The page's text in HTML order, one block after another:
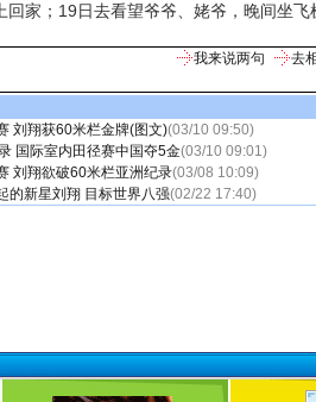
家；19日去看望爷爷、姥爷，晚间坐飞
我来说两句 去
刘翔获60米栏金牌(图文)(03/10 09:50)
国际室内田径赛中国夺5金(03/10 09:01)
刘翔欲破60米栏亚洲纪录(03/08 10:09)
的新星刘翔 目标世界八强(02/22 17:40)